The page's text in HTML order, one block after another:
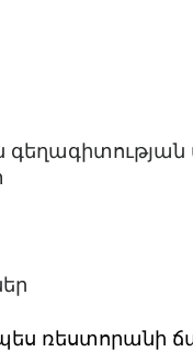
ռեստորանի